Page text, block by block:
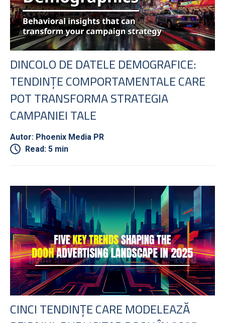
DINCOLO DE DATELE DEMOGRAFICE:
TENDINȚE COMPORTAMENTALE CARE
POT TRANSFORMA STRATEGIA
CAMPANIEI TALE
Autor: Phoenix Media PR
Read: 5 min
CINCI TENDINȚE CARE MODELEAZĂ